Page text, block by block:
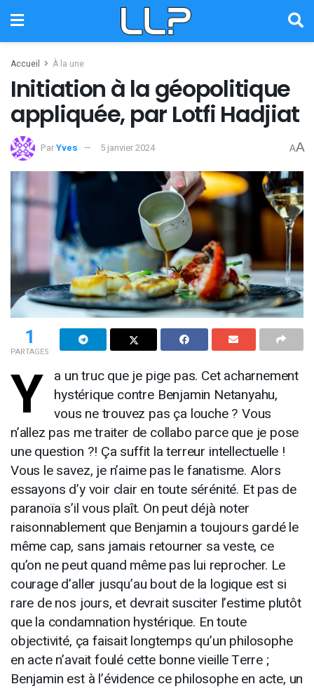
Accueil À la une
Initiation à la géopolitique
appliquée, par Lotfi Hadjiat
ParYves 5 janvier 2024 AA
1
PARTAGES
Y a un truc que je pige pas. Cet acharnement
hystérique contre Benjamin Netanyahu,
vous ne trouvez pas ça louche ? Vous
n’allez pas me traiter de collabo parce que je pose
une question ?! Ça suffit la terreur intellectuelle !
Vous le savez, je n’aime pas le fanatisme. Alors
essayons d’y voir clair en toute sérénité. Et pas de
paranoïa s’il vous plaît. On peut déjà noter
raisonnablement que Benjamin a toujours gardé le
même cap, sans jamais retourner sa veste, ce
qu’on ne peut quand même pas lui reprocher. Le
courage d’aller jusqu’au bout de la logique est si
rare de nos jours, et devrait susciter l’estime plutôt
que la condamnation hystérique. En toute
objectivité, ça faisait longtemps qu’un philosophe
en acte n’avait foulé cette bonne vieille Terre ;
Benjamin est à l’évidence ce philosophe en acte, un